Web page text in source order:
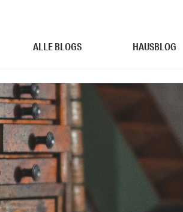
ALLE BLOGS HAUSBLOG